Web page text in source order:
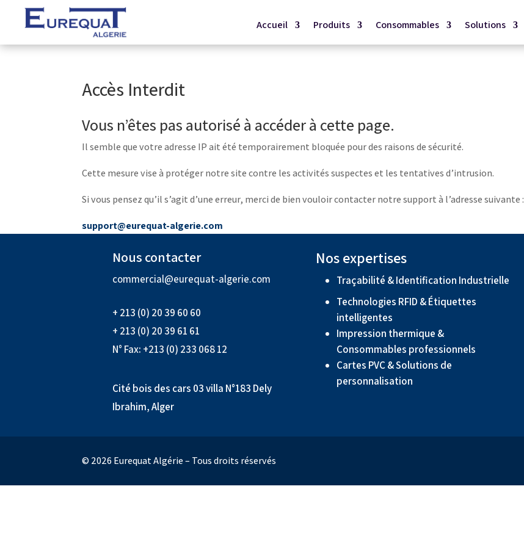
Accueil Produits Consommables Solutions
Accès Interdit
Vous n’êtes pas autorisé à accéder à cette page.
Il semble que votre adresse IP ait été temporairement bloquée pour des raisons de sécurité.
Cette mesure vise à protéger notre site contre les activités suspectes et les tentatives d’intrusion.
Si vous pensez qu’il s’agit d’une erreur, merci de bien vouloir contacter notre support à l’adresse suivante :
support@eurequat-algerie.com
Nous contacter
commercial@eurequat-algerie.com
+ 213 (0) 20 39 60 60
+ 213 (0) 20 39 61 61
N° Fax: +213 (0) 233 068 12
Cité bois des cars 03 villa N°183 Dely
Ibrahim, Alger
Nos expertises
Traçabilité & Identification Industrielle
Technologies RFID & Étiquettes
intelligentes
Impression thermique &
Consommables professionnels
Cartes PVC & Solutions de
personnalisation
© 2026 Eurequat Algérie – Tous droits réservés